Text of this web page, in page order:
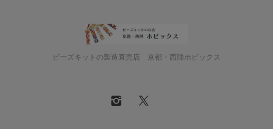
ビーズキットの製造直売店 京都・西陣ホビックス